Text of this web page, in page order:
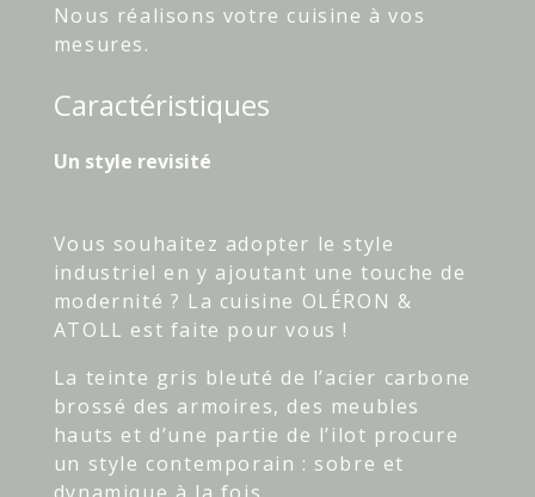
Nous réalisons votre cuisine à vos
mesures.
Caractéristiques
Un style revisité
Vous souhaitez adopter le style
industriel en y ajoutant une touche de
modernité ? La cuisine OLÉRON &
ATOLL est faite pour vous !
La teinte gris bleuté de l’acier carbone
brossé des armoires, des meubles
hauts et d’une partie de l’ilot procure
un style contemporain : sobre et